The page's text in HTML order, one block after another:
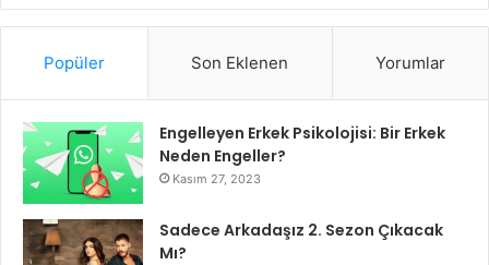
Popüler Son Eklenen Yorumlar
Engelleyen Erkek Psikolojisi: Bir Erkek
Neden Engeller?
Kasım 27, 2023
Sadece Arkadaşız 2. Sezon Çıkacak
Mı?